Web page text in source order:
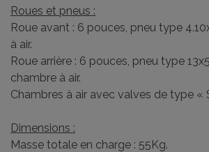
Roues et pneus :
Roue avant : 6 pouces, pneu type
à air.
Roue arrière : 6 pouces, pneu type
chambre à air.
Chambres à air avec valves de type «
Dimensions :
Masse totale en charge : 55Kg.